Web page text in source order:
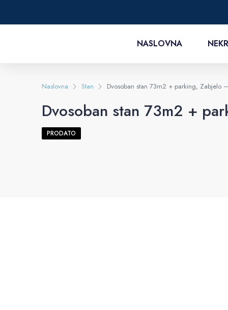
NASLOVNA
Naslovna Stan Dvosoban stan 73m2 + parking, Zabjelo
Dvosoban stan 73m2 +
PRODATO